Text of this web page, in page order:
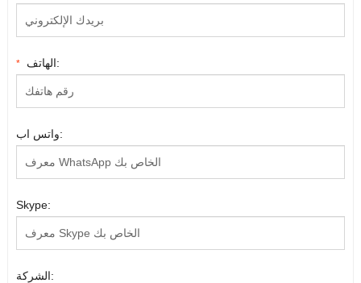
* الهاتف:
واتس اب:
Skype:
الشركة: